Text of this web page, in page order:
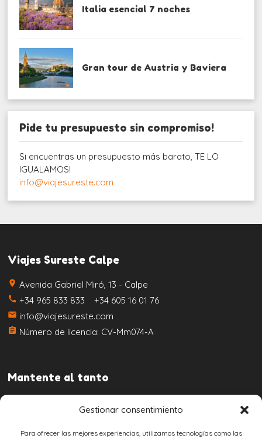
Gestionar consentimiento
Para ofrecer las mejores experiencias, utilizamos tecnologías como las
Italia esencial 7 noches
Gran tour de Austria y Baviera
Pide tu presupuesto sin compromiso!
Si encuentras un presupuesto más barato, TE LO
IGUALAMOS!
info@viajesureste.com
Viajes Sureste Calpe
place Avenida Gabriel Miró, 13 - Calpe
call +34 965 833 833 +34 605 16 01 76
email info@viajesureste.com
assignment Número de licencia: CV-Mm074-A
Mantente al tanto